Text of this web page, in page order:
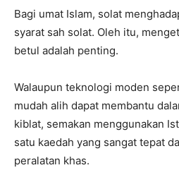
Bagi umat Islam, solat
syarat sah solat. Oleh itu,
betul adalah penting.
Walaupun teknologi moden
mudah alih dapat membantu
kiblat, semakan menggunakan
satu kaedah yang sangat tepat
peralatan khas.